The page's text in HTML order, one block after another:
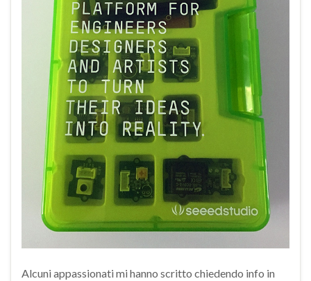
Alcuni appassionati mi hanno scritto chiedendo info in